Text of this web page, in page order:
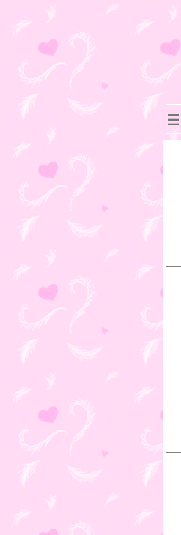
☰